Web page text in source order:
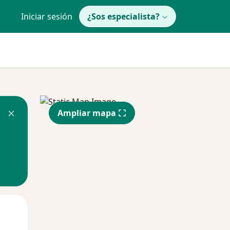
Iniciar sesión ¿Sos especialista?
Ampliar mapa